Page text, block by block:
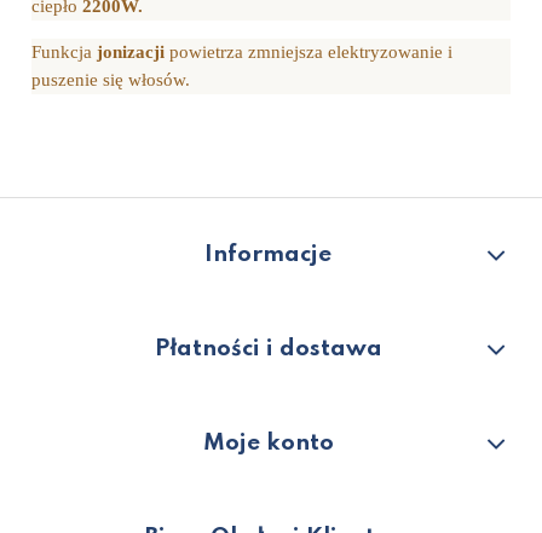
ciepło 2200W.
Funkcja jonizacji powietrza zmniejsza elektryzowanie i
puszenie się włosów.
Informacje
Płatności i dostawa
Moje konto